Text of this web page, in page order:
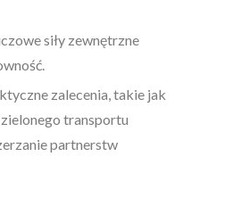
siły zewnętrzne
zalecenia, takie jak
transportu
partnerstw